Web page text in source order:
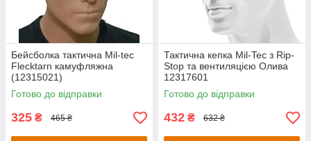
Бейсболка тактична Mil-tec
Flecktarn камуфляжна
(12315021)
Готово до відправки
325 ₴ 465 ₴
Тактична кепка Mil-Tec з Rip-
Stop та вентиляцією Олива
12317601
Готово до відправки
432 ₴ 632 ₴